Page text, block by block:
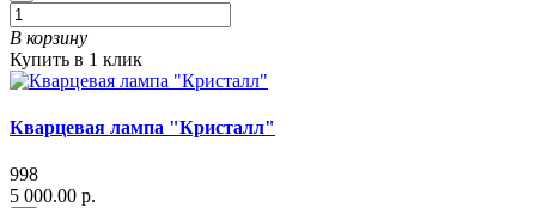
В корзину
Купить в 1 клик
Кварцевая лампа "Кристалл"
998
5 000.00 р.